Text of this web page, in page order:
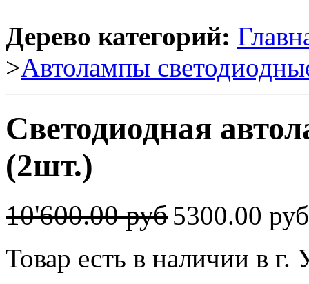
Дерево категорий:
>Автолампы
Светодиодная
(2шт.)
10'600.00 руб 5300.00
Товар есть в наличии в г.